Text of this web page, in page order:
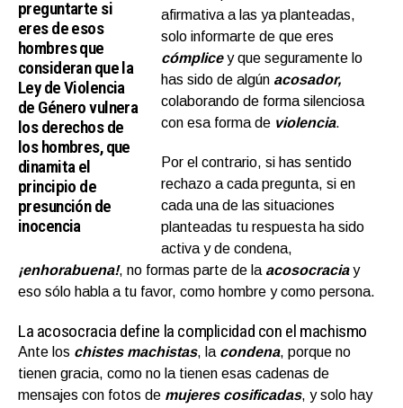
preguntarte si
eres de esos
hombres que
consideran que la
Ley de Violencia
de Género vulnera
los derechos de
los hombres, que
dinamita el
principio de
presunción de
inocencia
afirmativa a las ya planteadas,
solo informarte de que eres
cómplicey que seguramente lo
has sido de algún acosador,
colaborando de forma silenciosa
con esa forma de violencia.
Por el contrario, si has sentido
rechazo a cada pregunta, si en
cada una de las situaciones
planteadas tu respuesta ha sido
activa y de condena,
¡enhorabuena!, no formas parte de la acosocraciay
eso sólo habla a tu favor, como hombre y como persona.
La acosocracia define la complicidad con el machismo
Ante los chistes machistas, la condena, porque no
tienen gracia, como no la tienen esas cadenas de
mensajes con fotos de mujeres cosificadas, y solo hay